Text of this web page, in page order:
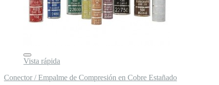
Vista rápida
Conector / Empalme de Compresión en Cobre Estañado